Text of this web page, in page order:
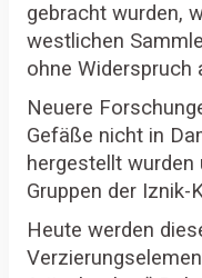
gebracht wurden,
westlichen
ohne Widerspruch
Neuere
Gefäße nicht in
hergestellt
Gruppen der Iznik-
Heute werden